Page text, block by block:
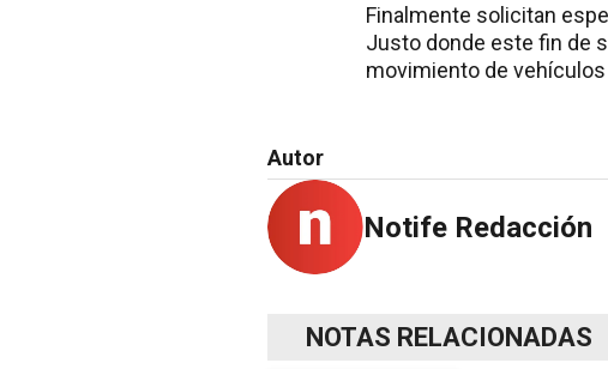
Finalmente solicitan
Justo donde este fin de
movimiento de
Autor
Notife Redacción
NOTAS RELACIONADAS